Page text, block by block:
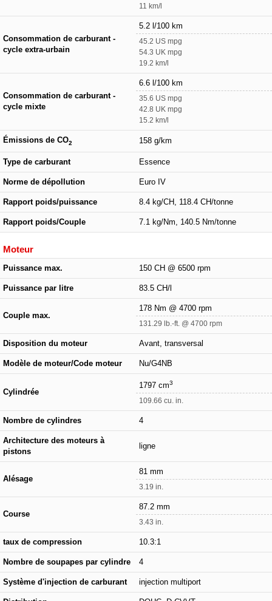
11 km/l
Consommation de carburant -
cycle extra-urbain
5.2 l/100 km
45.2 US mpg
54.3 UK mpg
19.2 km/l
Consommation de carburant -
cycle mixte
6.6 l/100 km
35.6 US mpg
42.8 UK mpg
15.2 km/l
Émissions de CO2 158 g/km
Type de carburant Essence
Norme de dépollution Euro IV
Rapport poids/puissance 8.4 kg/CH, 118.4 CH/tonne
Rapport poids/Couple 7.1 kg/Nm, 140.5 Nm/tonne
Moteur
Puissance max. 150 CH @ 6500 rpm
Puissance par litre 83.5 CH/l
Couple max.
178 Nm @ 4700 rpm
131.29 lb.-ft. @ 4700 rpm
Disposition du moteur Avant, transversal
Modèle de moteur/Code moteur Nu/G4NB
Cylindrée
1797 cm3
109.66 cu. in.
Nombre de cylindres 4
Architecture des moteurs à
pistons
ligne
Alésage
81 mm
3.19 in.
Course
87.2 mm
3.43 in.
taux de compression 10.3:1
Nombre de soupapes par cylindre 4
Système d'injection de carburant injection multiport